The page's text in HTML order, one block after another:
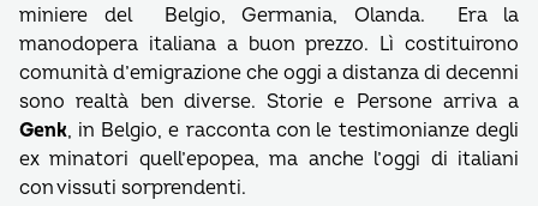
miniere del Belgio, Germania, Olanda. Era la
manodopera italiana a buon prezzo. Lì costituirono
comunità d’emigrazione che oggi a distanza di decenni
sono realtà ben diverse. Storie e Persone arriva a
Genk, in Belgio, e racconta con le testimonianze degli
ex minatori quell’epopea, ma anche l’oggi di italiani
con vissuti sorprendenti.